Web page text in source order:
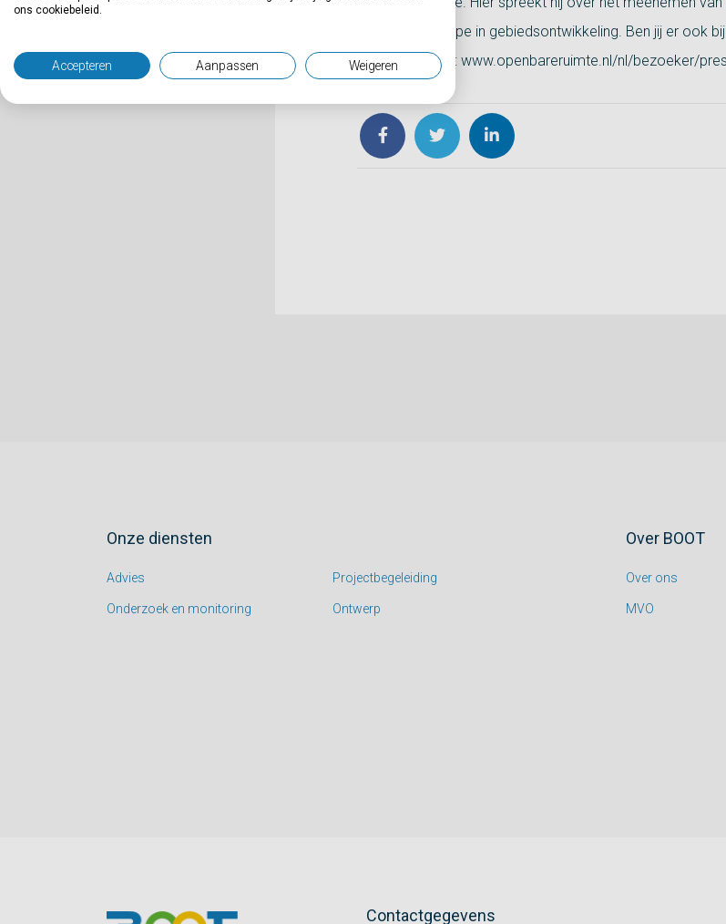
ordenend principe in gebiedsontwikkeling. Ben jij er ook
programma op: www.openbareruimte.nl/nl/bezoeker/
Onze diensten
Advies
Onderzoek en monitoring
Projectbegeleiding
Ontwerp
Over BOOT
Over ons
MVO
Contactgegevens
ons cookiebeleid.
Accepteren Aanpassen Weigeren